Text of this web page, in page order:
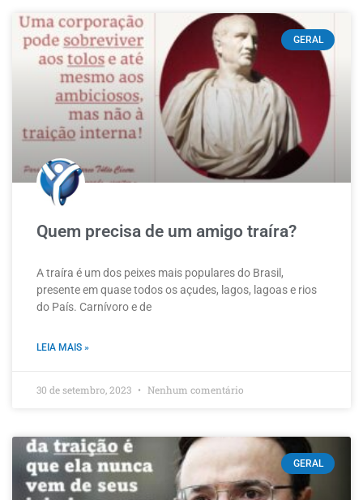
GERAL
Quem precisa de um amigo traíra?
A traíra é um dos peixes mais populares do Brasil,
presente em quase todos os açudes, lagos, lagoas e rios
do País. Carnívoro e de
LEIA MAIS »
30 de setembro, 2023 Nenhum comentário
GERAL